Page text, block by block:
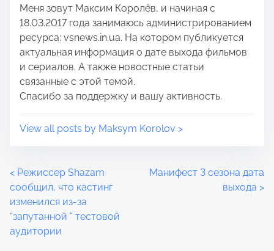
o
n
:
e
Меня зовут Максим Королёв, и начиная с
18.03.2017 года занимаюсь администрированием
ресурса: vsnews.in.ua. На котором публикуется
актуальная информация о дате выхода фильмов
и сериалов. А также новостные статьи
связанные с этой темой.
Спасибо за поддержку и вашу активность.
View all posts by Maksym Korolov >
P
o
s
< Режиссер Shazam
сообщил, что кастинг
изменился из-за
“запутанной ” тестовой
аудитории
Манифест 3 сезона дата
выхода >